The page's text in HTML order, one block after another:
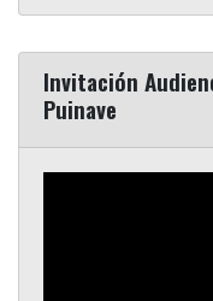
Invitación
Puinave